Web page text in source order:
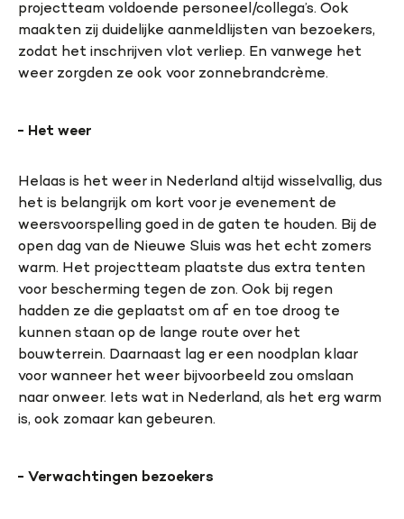
projectteam voldoende personeel/collega’s. Ook
maakten zij duidelijke aanmeldlijsten van bezoekers,
zodat het inschrijven vlot verliep. En vanwege het
weer zorgden ze ook voor zonnebrandcrème.
Het weer
Helaas is het weer in Nederland altijd wisselvallig, dus
het is belangrijk om kort voor je evenement de
weersvoorspelling goed in de gaten te houden. Bij de
open dag van de Nieuwe Sluis was het echt zomers
warm. Het projectteam plaatste dus extra tenten
voor bescherming tegen de zon. Ook bij regen
hadden ze die geplaatst om af en toe droog te
kunnen staan op de lange route over het
bouwterrein. Daarnaast lag er een noodplan klaar
voor wanneer het weer bijvoorbeeld zou omslaan
naar onweer. Iets wat in Nederland, als het erg warm
is, ook zomaar kan gebeuren.
Verwachtingen bezoekers